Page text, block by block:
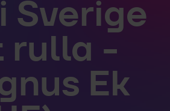
Sverige
rulla -
Ek